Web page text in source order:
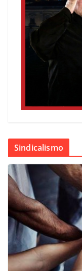
Sindicalismo